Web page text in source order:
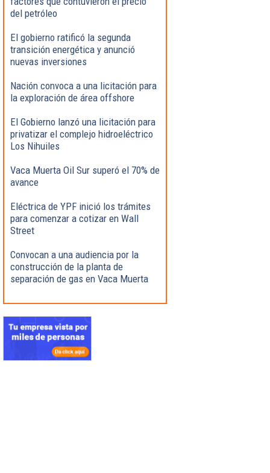
del petróleo
El gobierno ratificó la segunda
transición energética y anunció
nuevas inversiones
Nación convoca a una licitación para
la exploración de área offshore
El Gobierno lanzó una licitación para
privatizar el complejo hidroeléctrico
Los Nihuiles
Vaca Muerta Oil Sur superó el 70% de
avance
Eléctrica de YPF inició los trámites
para comenzar a cotizar en Wall
Street
Convocan a una audiencia por la
construcción de la planta de
separación de gas en Vaca Muerta